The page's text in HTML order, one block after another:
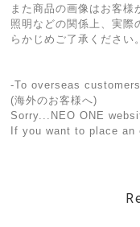
また商品の画像はお客様
照明などの関係上、実際
らかじめご了承ください。
-To overseas
(海外のお客様へ)
Sorry...NEO ONE
If you want to place an